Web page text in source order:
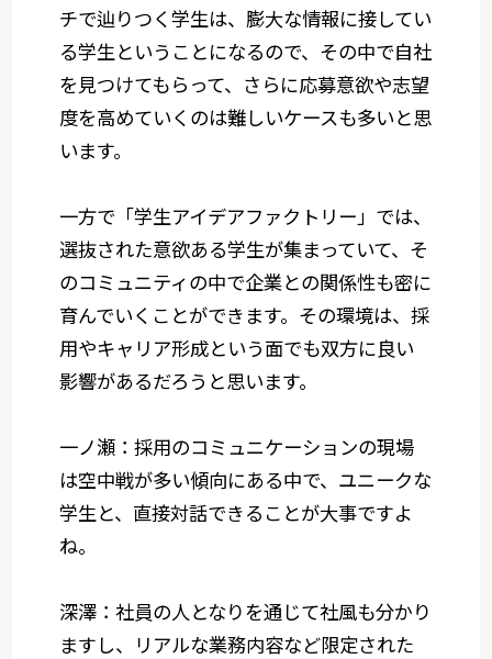
チで辿りつく学生は、膨大な情報に接してい
る学生ということになるので、その中で自社
を見つけてもらって、さらに応募意欲や志望
度を高めていくのは難しいケースも多いと思
います。
一方で「学生アイデアファクトリー」では、
選抜された意欲ある学生が集まっていて、そ
のコミュニティの中で企業との関係性も密に
育んでいくことができます。その環境は、採
用やキャリア形成という面でも双方に良い
影響があるだろうと思います。
一ノ瀬：採用のコミュニケーションの現場
は空中戦が多い傾向にある中で、ユニークな
学生と、直接対話できることが大事ですよ
ね。
深澤：社員の人となりを通じて社風も分かり
ますし、リアルな業務内容など限定された